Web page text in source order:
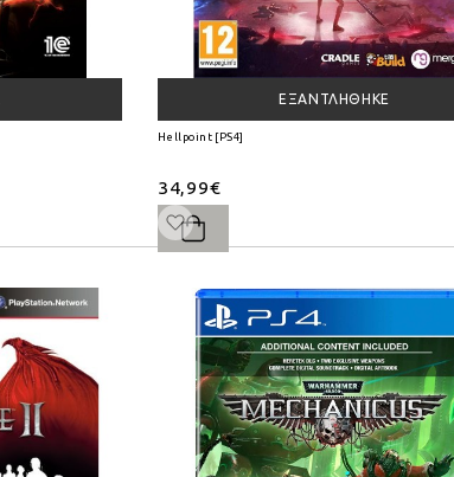
ΕΞΑΝΤΛΉΘΗΚΕ
Hellpoint [PS4]
34,99€